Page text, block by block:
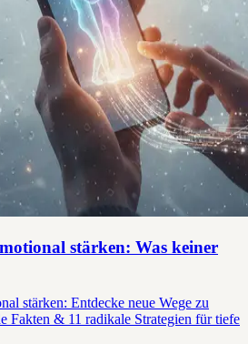
stärken: Was keiner
stärken: Entdecke neue Wege zu
Fakten & 11 radikale Strategien für tiefe